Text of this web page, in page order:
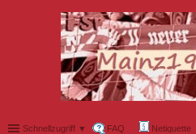
Schnellzugriff ▼ FAQ Netiquette